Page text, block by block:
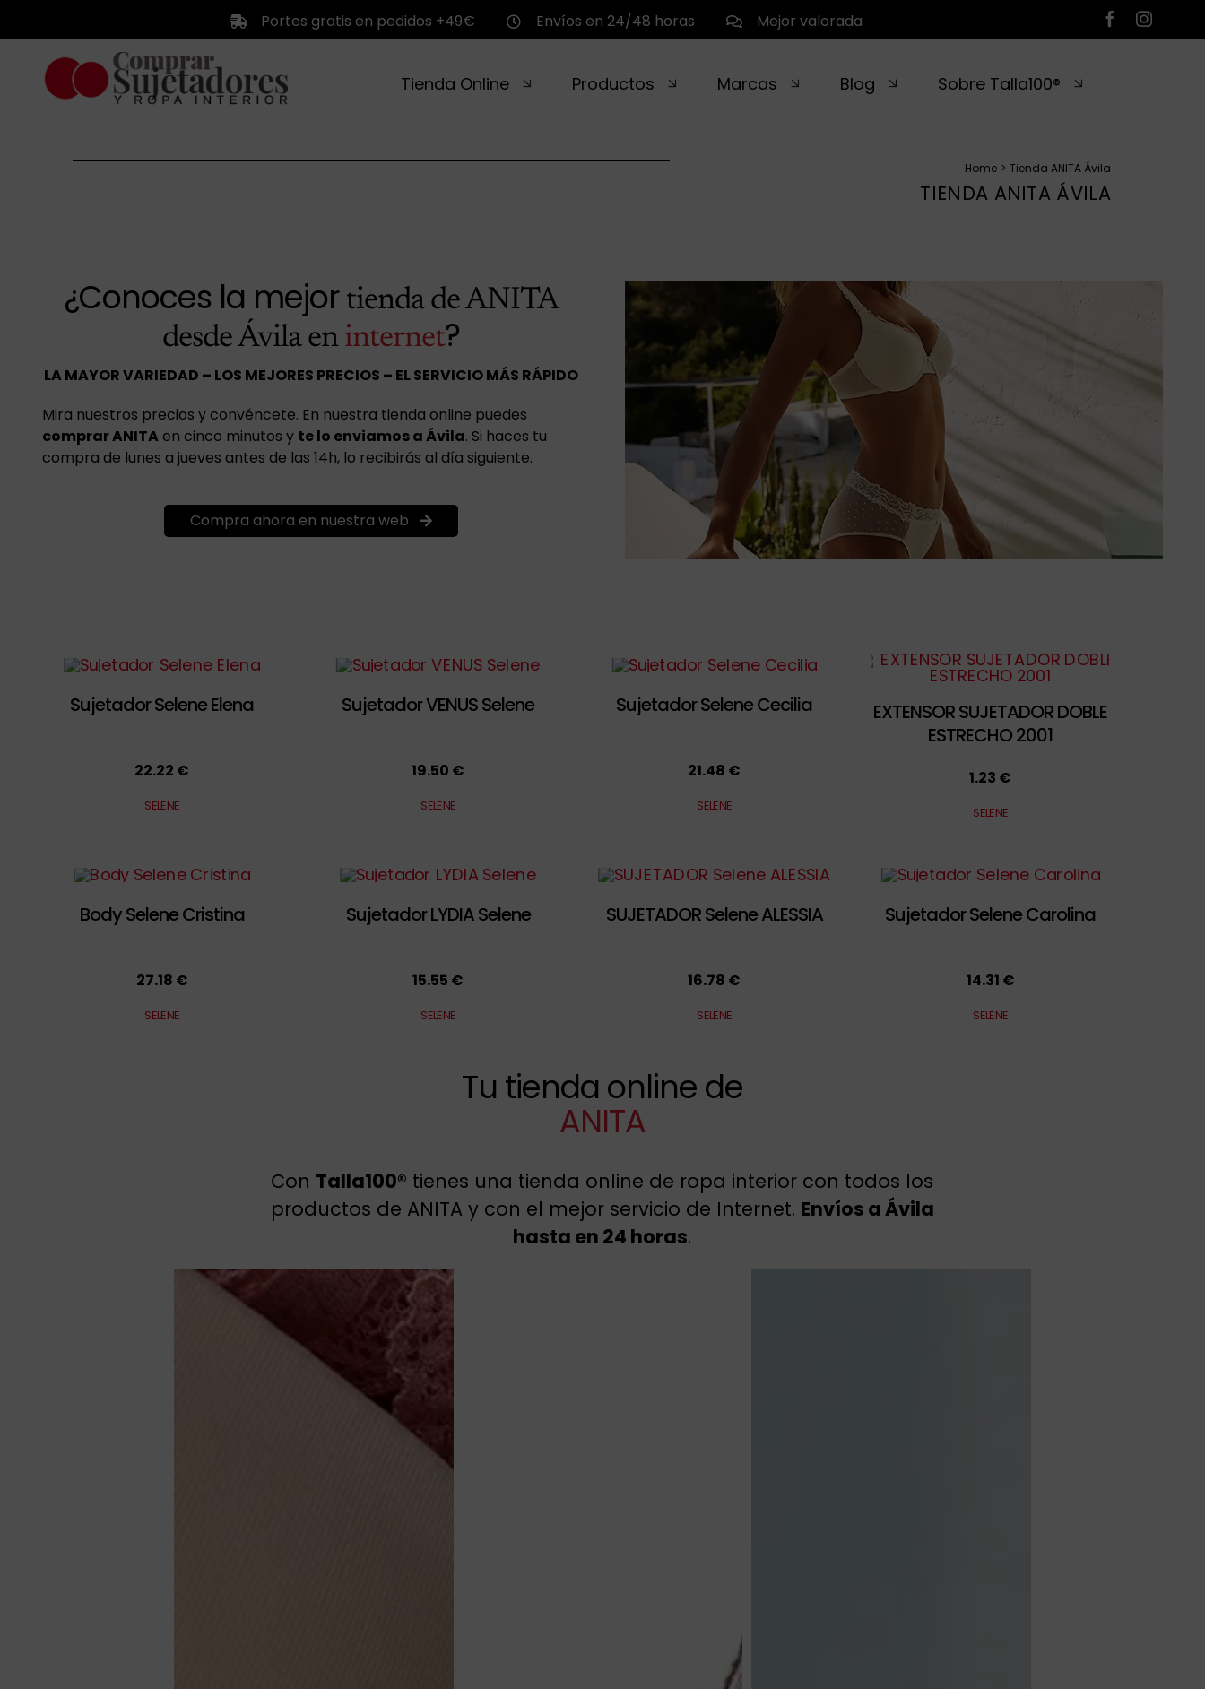
contenido
Portes gratis en pedidos +49€ Envíos en 24/48 horas Mejor valorada
Tienda Online Productos Marcas Blog Sobre Talla100®
Home Tienda ANITA Ávila
TIENDA ANITA ÁVILA
¿Conoces la mejor tienda de ANITA
desde Ávila en internet?
LA MAYOR VARIEDAD – LOS MEJORES PRECIOS – EL SERVICIO MÁS RÁPIDO
Mira nuestros precios y convéncete. En nuestra tienda online puedes
comprar ANITAen cinco minutos y te lo enviamos a Ávila. Si haces tu
compra de lunes a jueves antes de las 14h, lo recibirás al día siguiente.
Compra ahora en nuestra web
Sujetador Selene Elena
22.22 €
SELENE
Sujetador VENUS Selene
19.50 €
SELENE
Sujetador Selene Cecilia
21.48 €
SELENE
EXTENSOR SUJETADOR DOBLE
ESTRECHO 2001
1.23 €
SELENE
Body Selene Cristina
27.18 €
SELENE
Sujetador LYDIA Selene
15.55 €
SELENE
SUJETADOR Selene ALESSIA
16.78 €
SELENE
Sujetador Selene Carolina
14.31 €
SELENE
Tu tienda online de
ANITA
Con Talla100® tienes una tienda online de ropa interior con todos los
productos de ANITA y con el mejor servicio de Internet. Envíos a Ávila
hasta en 24 horas.